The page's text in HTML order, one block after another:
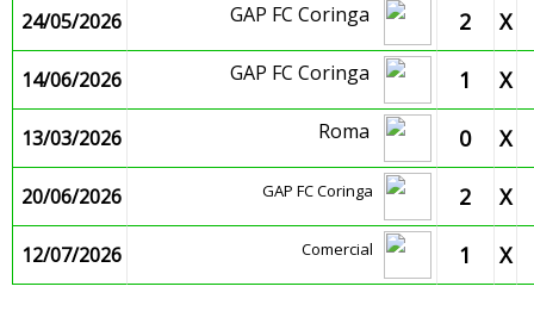
24/05/2026 GAP FC Coringa 2 X
14/06/2026 GAP FC Coringa 1 X
13/03/2026 Roma 0 X
20/06/2026 GAP FC Coringa 2 X
12/07/2026 Comercial 1 X